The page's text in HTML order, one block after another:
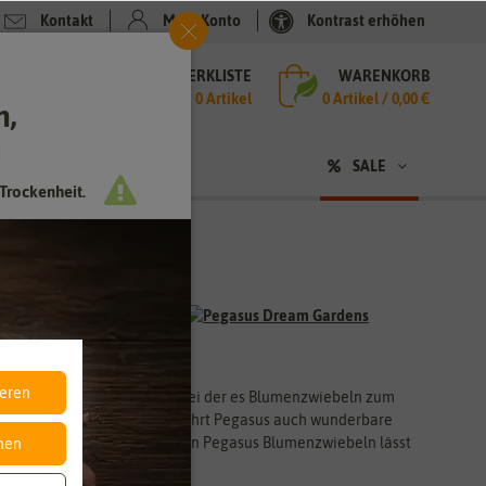
Kontakt Mein Konto Kontrast erhöhen
MERKLISTE
0 Artikel
WARENKORB
0Artikel /0,00 €
SALE
Pegasus ist eine Marke, bei der es Blumenzwiebeln zum
Blumenzwiebeln führt Pegasus auch wunderbare
Die große Auswahl an Pegasus Blumenzwiebeln lässt